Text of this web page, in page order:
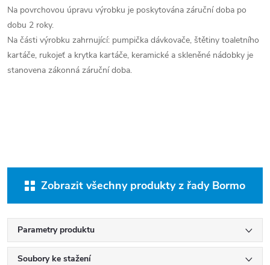
Na povrchovou úpravu výrobku je poskytována záruční doba po
dobu 2 roky.
Na části výrobku zahrnující: pumpička dávkovače, štětiny toaletního
kartáče, rukojeť a krytka kartáče, keramické a skleněné nádobky je
stanovena zákonná záruční doba.
Zobrazit všechny produkty z řady Bormo
Parametry produktu
Soubory ke stažení